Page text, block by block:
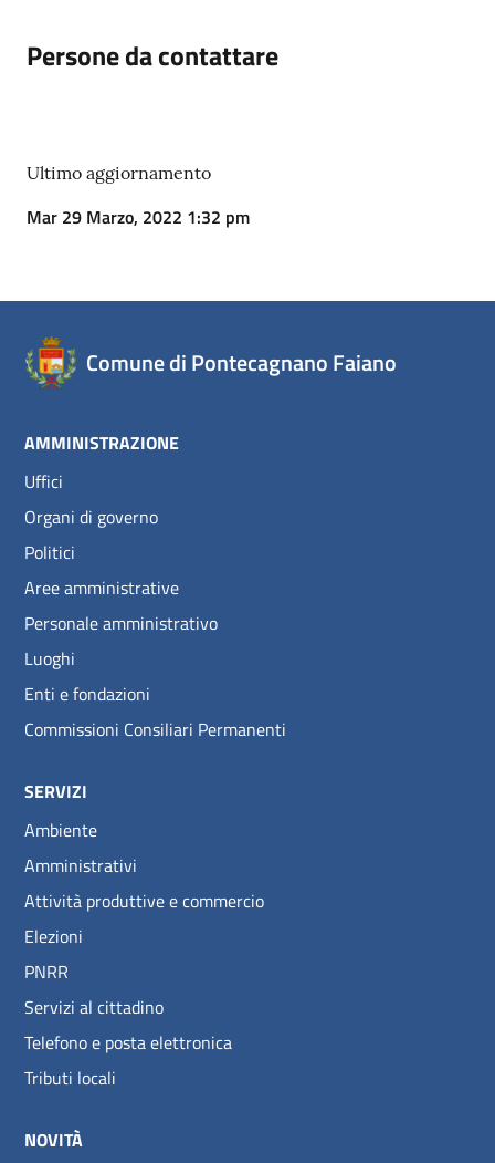
Persone da contattare
Ultimo aggiornamento
Mar 29 Marzo, 2022 1:32 pm
Comune di Pontecagnano Faiano
AMMINISTRAZIONE
Uffici
Organi di governo
Politici
Aree amministrative
Personale amministrativo
Luoghi
Enti e fondazioni
Commissioni Consiliari Permanenti
SERVIZI
Ambiente
Amministrativi
Attività produttive e commercio
Elezioni
PNRR
Servizi al cittadino
Telefono e posta elettronica
Tributi locali
NOVITÀ